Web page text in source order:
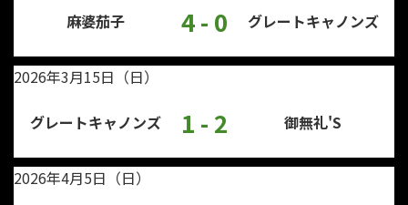
麻婆茄子 4 - 0 グレートキャノンズ
2026年3月15日（日）
グレートキャノンズ 1 - 2 御無礼'S
2026年4月5日（日）